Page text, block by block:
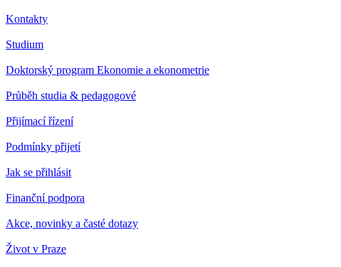
Kontakty
Studium
Doktorský program Ekonomie a ekonometrie
Průběh studia & pedagogové
Přijímací řízení
Podmínky přijetí
Jak se přihlásit
Finanční podpora
Akce, novinky a časté dotazy
Život v Praze